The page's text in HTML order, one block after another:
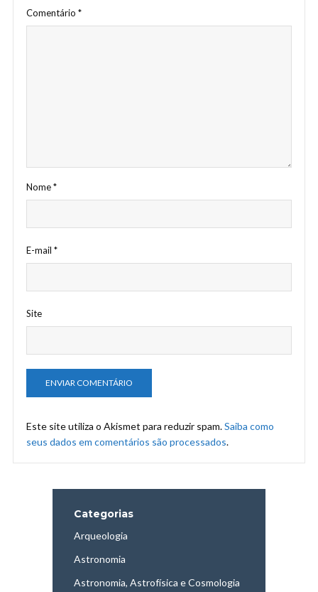
Comentário *
Nome*
E-mail *
Site
Este site utiliza o Akismet para reduzir spam.Saiba como
seus dados em comentários são processados.
Categorias
Arqueologia
Astronomia
Astronomia, Astrofísica e Cosmologia